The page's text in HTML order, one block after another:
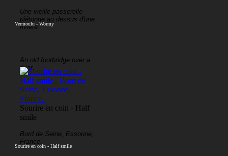
Une vieille passerelle
piétonne au dessus d'une
rivière.
An old footbridge over a
river.
Vermoulu - Wormy
Sourire en coin - Half
smile
Bord de Seine, Essonne,
France.
Sourire en coin - Half smile